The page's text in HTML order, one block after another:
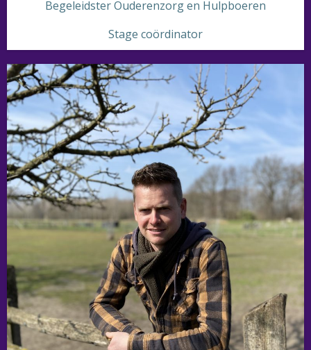
Begeleidster Ouderenzorg en Hulpboeren
Stage coördinator